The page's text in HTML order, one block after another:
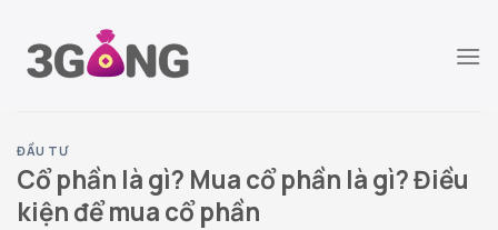
đến
ĐẦU TƯ
Cổ phần là gì? Mua cổ phần là gì? Điều
kiện để mua cổ phần